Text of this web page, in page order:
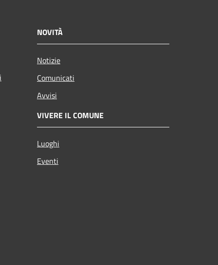
NOVITÀ
Notizie
Comunicati
Avvisi
VIVERE IL COMUNE
Luoghi
Eventi